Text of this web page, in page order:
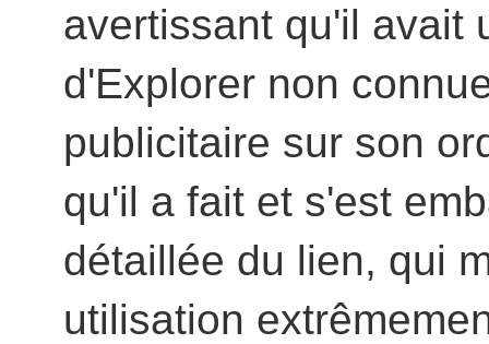
avertissant qu'il avait
d'Explorer non
publicitaire sur son
qu'il a fait et s'est
détaillée du lien, qui
utilisation